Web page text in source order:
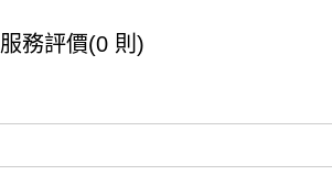
服務評價(0 則)